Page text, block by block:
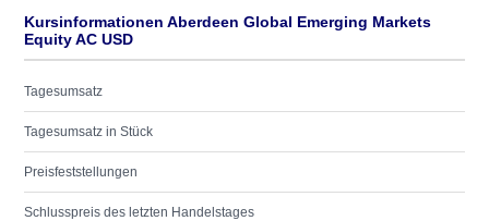
Kursinformationen Aberdeen Global Emerging Markets
Equity AC USD
Tagesumsatz
Tagesumsatz in Stück
Preisfeststellungen
Schlusspreis des letzten Handelstages